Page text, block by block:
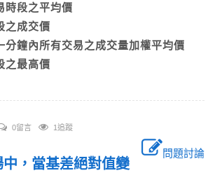
時段之平均價
之成交價
分鐘內所有交易之成交量加權平均價
之最高價
0留言 1追蹤
問題討論
，當基差絕對值變